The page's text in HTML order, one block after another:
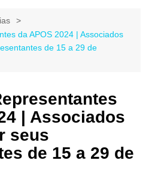
da APOS 2024 | Associados
de 15 a 29 de
| Associados
seus
de 15 a 29 de